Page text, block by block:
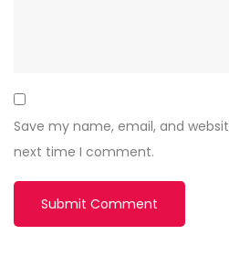
Save my name, email, and
next time I comment.